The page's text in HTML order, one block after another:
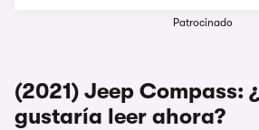
Patrocinado
(2021) Jeep Compass:
gustaría leer ahora?